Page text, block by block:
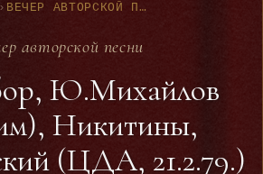
› ВЕЧЕР АВТОРСКОЙ ПЕСНИ - Ю.ВИЗБОР, Ю.МИХАЙЛОВ (Ю.КИМ), НИКИТИНЫ, В.БЕРКОВСКИЙ (ЦДА, 21.2.79.)
авторской песни
Ю.Михайлов
Никитины,
(ЦДА, 21.2.79.)